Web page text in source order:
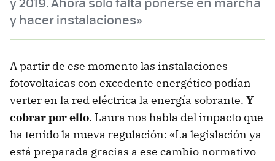
y hacer instalaciones»
A partir de ese momento las instalaciones
fotovoltaicas con excedente energético podían
verter en la red eléctrica la energía sobrante. Y
cobrar por ello. Laura nos habla del impacto que
ha tenido la nueva regulación: «La legislación ya
está preparada gracias a ese cambio normativo